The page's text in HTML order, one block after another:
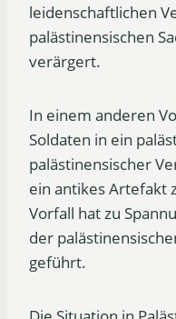
leidenschaftlichen
palästinensischen
verärgert.
In einem anderen
Soldaten in ein
palästinensischer
ein antikes Artefakt
Vorfall hat zu
der
geführt.